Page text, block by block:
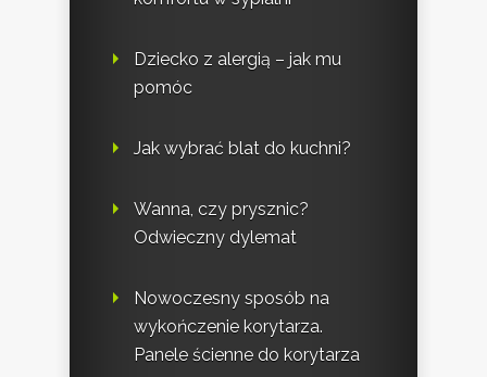
Dziecko z alergią – jak mu
pomóc
Jak wybrać blat do kuchni?
Wanna, czy prysznic?
Odwieczny dylemat
Nowoczesny sposób na
wykończenie korytarza.
Panele ścienne do korytarza